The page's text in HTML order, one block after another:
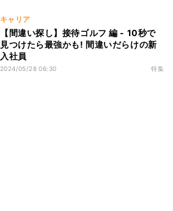
キャリア
【間違い探し】接待ゴルフ 編 - 10秒で
見つけたら最強かも! 間違いだらけの新
入社員
2024/05/28 06:30 特集